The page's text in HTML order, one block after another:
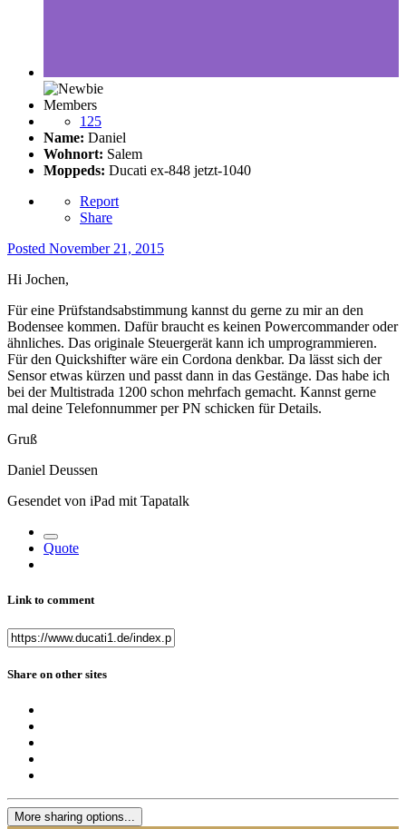
Members
125
Name: Daniel
Wohnort: Salem
Moppeds: Ducati ex-848 jetzt-1040
Report
Share
Posted November 21, 2015
Hi Jochen,
Für eine Prüfstandsabstimmung kannst du gerne zu mir an den
Bodensee kommen. Dafür braucht es keinen Powercommander oder
ähnliches. Das originale Steuergerät kann ich umprogrammieren.
Für den Quickshifter wäre ein Cordona denkbar. Da lässt sich der
Sensor etwas kürzen und passt dann in das Gestänge. Das habe ich
bei der Multistrada 1200 schon mehrfach gemacht. Kannst gerne
mal deine Telefonnummer per PN schicken für Details.
Gruß
Daniel Deussen
Gesendet von iPad mit Tapatalk
Quote
Link to comment
Share on other sites
More sharing options...